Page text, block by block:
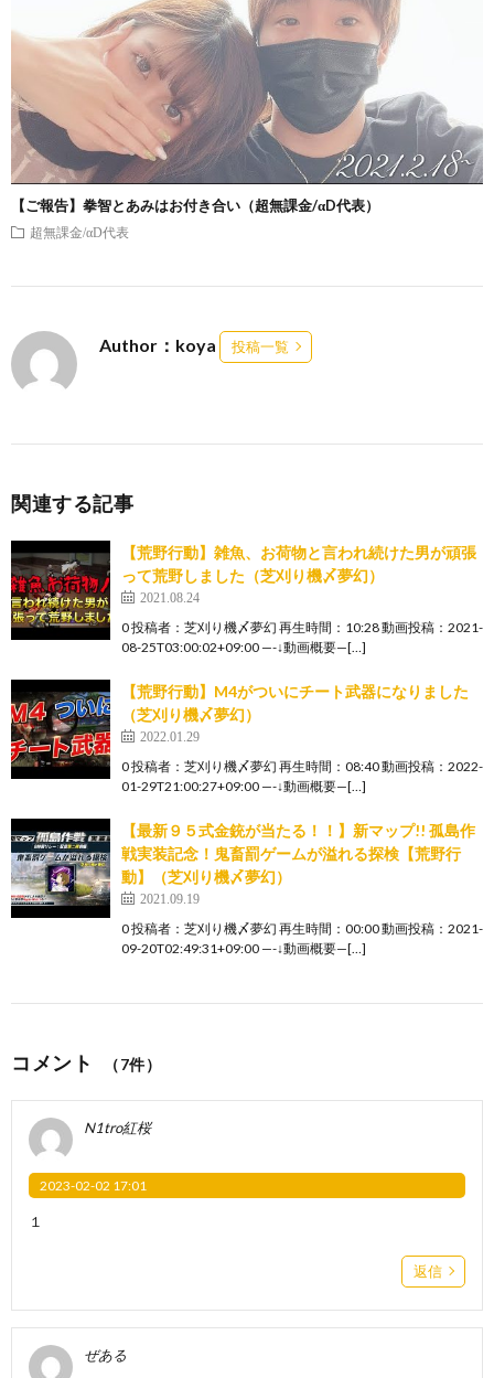
【ご報告】拳智とあみはお付き合い（超無課金/αD代表）
超無課金/αD代表
Author：koya 投稿一覧
関連する記事
【荒野行動】雑魚、お荷物と言われ続けた男が頑張
って荒野しました（芝刈り機〆夢幻）
2021.08.24
0 投稿者：芝刈り機〆夢幻 再生時間：10:28 動画投稿：2021-
08-25T03:00:02+09:00 —-↓動画概要—[…]
【荒野行動】M4がついにチート武器になりました
（芝刈り機〆夢幻）
2022.01.29
0 投稿者：芝刈り機〆夢幻 再生時間：08:40 動画投稿：2022-
01-29T21:00:27+09:00 —-↓動画概要—[…]
【最新９５式金銃が当たる！！】新マップ!! 孤島作
戦実装記念！鬼畜罰ゲームが溢れる探検【荒野行
動】（芝刈り機〆夢幻）
2021.09.19
0 投稿者：芝刈り機〆夢幻 再生時間：00:00 動画投稿：2021-
09-20T02:49:31+09:00 —-↓動画概要—[…]
コメント （7件）
N1tro紅桜
2023-02-02 17:01
１
返信
ぜある